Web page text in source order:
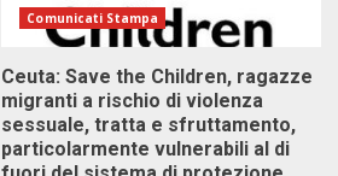
Comunicati Stampa
Ceuta: Save the Children, ragazze
migranti a rischio di violenza
sessuale, tratta e sfruttamento,
particolarmente vulnerabili al di